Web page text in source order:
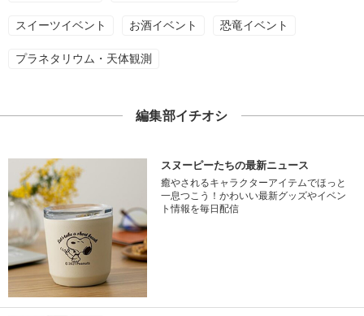
スイーツイベント お酒イベント 恐竜イベント
プラネタリウム・天体観測
編集部イチオシ
スヌーピーたちの最新ニュース
癒やされるキャラクターアイテムでほっと
一息つこう！かわいい最新グッズやイベン
ト情報を毎日配信